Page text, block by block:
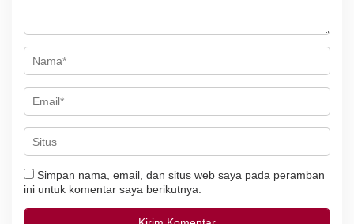
Simpan nama, email, dan situs web saya pada peramban
ini untuk komentar saya berikutnya.